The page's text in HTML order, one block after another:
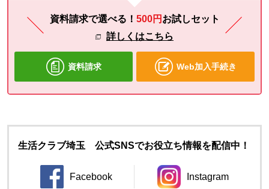
資料請求で選べる！ 500円 お試しセット
詳しくはこちら
資料請求 Web加入手続き
生活クラブ埼玉 公式SNSでお役立ち情報を配信中！
Facebook
別のウィンドウで開きます。
Instagram
別のウィンドウ